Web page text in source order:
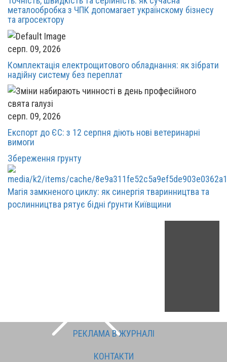
металообробка з ЧПК допомагает українскому бізнесу
та агросектору
серп. 09, 2026
Комплектація електрощитового обладнання: як зібрати
надійну систему без переплат
серп. 09, 2026
Експорт до ЄС: з 12 серпня діють нові ветеринарні
вимоги
Збереження грунту
Магія замкненого циклу: як синергія тваринництва та
рослинництва рятує бідні ґрунти Київщини
РЕКЛАМА В ЖУРНАЛІ
КОНТАКТИ